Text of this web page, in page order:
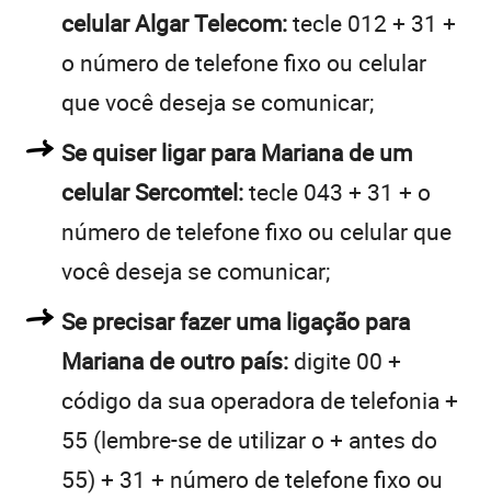
celular Algar Telecom:tecle 012 + 31 +
o número de telefone fixo ou celular
que você deseja se comunicar;
Se quiser ligar para Mariana de um
celular Sercomtel:tecle 043 + 31 + o
número de telefone fixo ou celular que
você deseja se comunicar;
Se precisar fazer uma ligação para
Mariana de outro país: digite 00 +
código da sua operadora de telefonia +
55 (lembre-se de utilizar o + antes do
55) + 31 + número de telefone fixo ou